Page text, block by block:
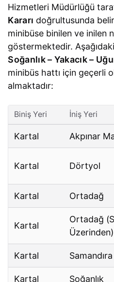
Hizmetleri Müdürlüğü
Kararı doğrultusunda
minibüse binilen ve inilen
göstermektedir.
Soğanlık – Yakacık –
minibüs hattı için geçerli
almaktadır:
Biniş Yeri İniş Yeri
Kartal Akpınar
Kartal Dörtyol
Kartal Ortadağ
Kartal
Ortadağ
Üzerinden)
Kartal Samandıra
Kartal Soğanlık